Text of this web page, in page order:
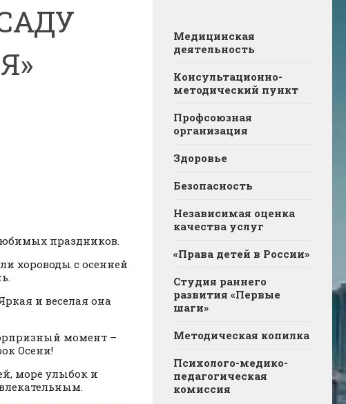
праздников.
хороводы с осенней
и веселая она
момент –
Осени!
море улыбок и
Медицинская
деятельность
Консультационно-
методический пункт
Профсоюзная
организация
Здоровье
Безопасность
Независимая оценка
качества услуг
«Права детей в России»
Студия раннего
развития «Первые
шаги»
Методическая копилка
Психолого-медико-
педагогическая
комиссия